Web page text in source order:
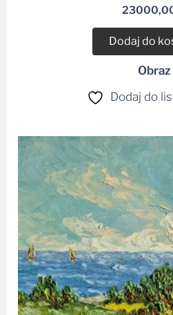
Dodaj do
Obraz
Dodaj do